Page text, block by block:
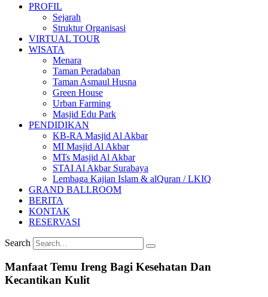
PROFIL
Sejarah
Struktur Organisasi
VIRTUAL TOUR
WISATA
Menara
Taman Peradaban
Taman Asmaul Husna
Green House
Urban Farming
Masjid Edu Park
PENDIDIKAN
KB-RA Masjid Al Akbar
MI Masjid Al Akbar
MTs Masjid Al Akbar
STAI Al Akbar Surabaya
Lembaga Kajian Islam & alQuran / LKIQ
GRAND BALLROOM
BERITA
KONTAK
RESERVASI
Search
Manfaat Temu Ireng Bagi Kesehatan Dan
Kecantikan Kulit